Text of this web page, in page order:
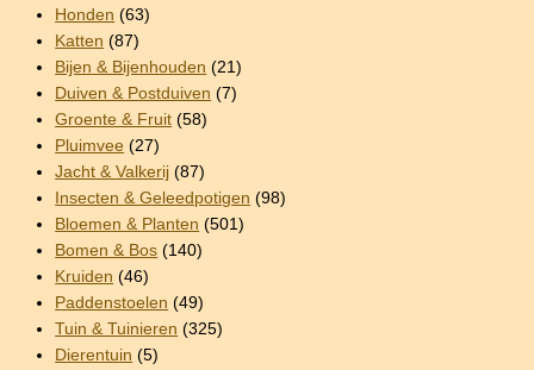
Honden (63)
Katten (87)
Bijen & Bijenhouden (21)
Duiven & Postduiven (7)
Groente & Fruit (58)
Pluimvee (27)
Jacht & Valkerij (87)
Insecten & Geleedpotigen (98)
Bloemen & Planten (501)
Bomen & Bos (140)
Kruiden (46)
Paddenstoelen (49)
Tuin & Tuinieren (325)
Dierentuin (5)